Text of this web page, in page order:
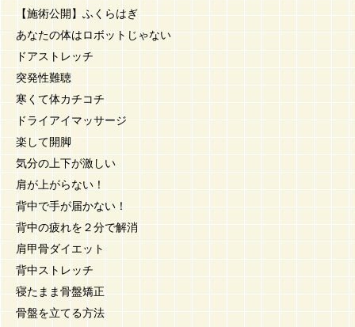
【施術公開】ふくらはぎ
あなたの体はロボットじゃない
ドアストレッチ
突発性難聴
寒くて体カチコチ
ドライアイマッサージ
楽して開脚
気分の上下が激しい
肩が上がらない！
背中で手が届かない！
背中の疲れを２分で解消
肩甲骨ダイエット
背中ストレッチ
寝たまま骨盤矯正
骨盤を立てる方法